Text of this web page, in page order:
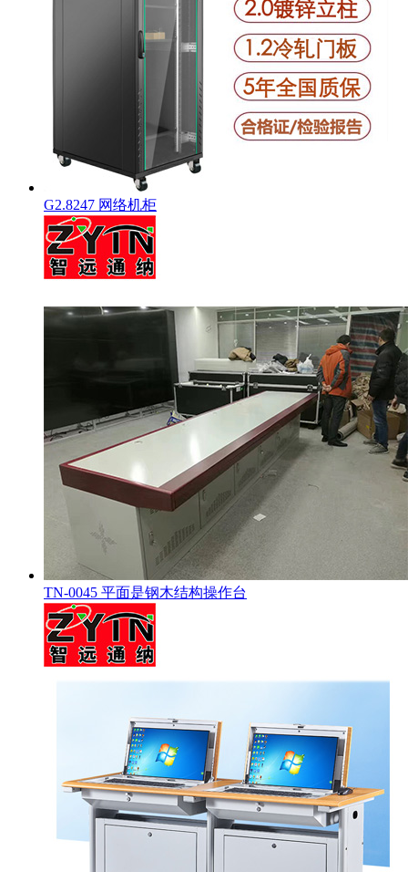
G2.8247 网络机柜
TN-0045 平面是钢木结构操作台